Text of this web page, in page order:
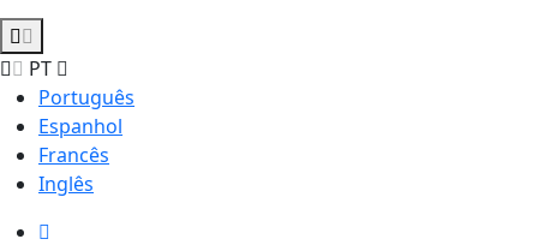
PT
Português
Espanhol
Francês
Inglês